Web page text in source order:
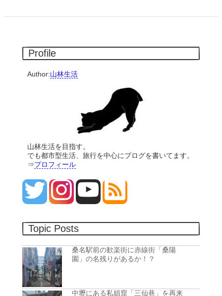
Profile
Author:山林生活
山林生活を目指す。
でも都市型生活、旅行を中心にブログを書いてます。
⇒プロフィール
Topic Posts
桑名駅前の歓楽街に赤線街「桑陽
園」の名残りがあるか！？
中壢にある私娼窟「三仙巷」を再来